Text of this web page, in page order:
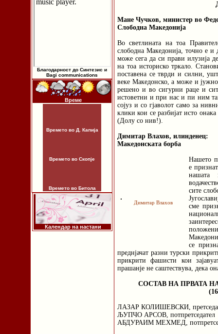
Благодарност до Синтезис и
Bagi communications
Време
Времето во Д. Капија
Времето во Скопје
Времето во Битола
Календар на настани
Мане Чучков, министер во
Слободна Македонија
Во светлината на тоа
слободна Македонија, точно е и
може сега да си прави илузија
на тоа историско тркало.
поставена се тврди и силни,
веке Македонско, а може и
решено и во сигурни раце и
истоветни и при нас и пи ним
сојуз и со гјаволот само за
клики кои се разбијат исто онака
(Долу со нив!).
Димитар Влахов, илинденец:
Македонската борба
Димитар Влахов
Нашето
е
нашата
сите
сме
се
преднјачат разни турски
прикрити фашисти кои
прашанје не саштествува, дека
СОСТАВ НА ПРВАТА
ЛАЗАР КОЛИШЕВСКИ,
ЉУПЧО АРСОВ, потпретседател
АБДУРАИМ МЕХМЕД,